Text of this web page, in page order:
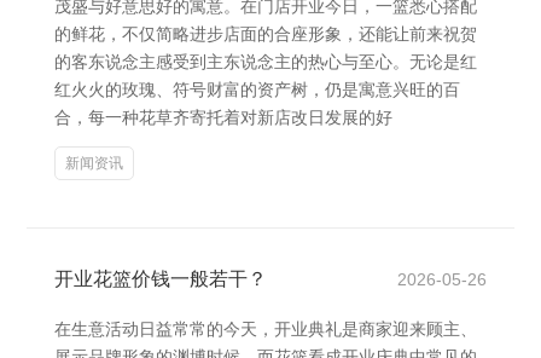
茂盛与好意思好的寓意。在门店开业今日，一篮悉心搭配
的鲜花，不仅简略进步店面的合座形象，还能让前来祝贺
的客东说念主感受到主东说念主的热心与至心。无论是红
红火火的玫瑰、符号财富的资产树，仍是寓意兴旺的百
合，每一种花草齐寄托着对新店改日发展的好
新闻资讯
开业花篮价钱一般若干？ 2026-05-26
在生意活动日益常常的今天，开业典礼是商家迎来顾主、